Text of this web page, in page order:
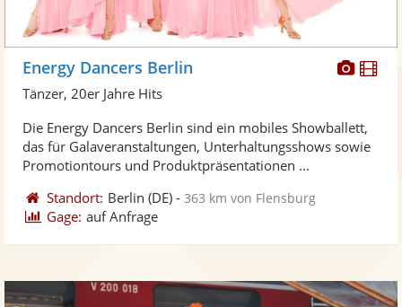
Fotos
Energy Dancers Berlin
Tänzer, 20er Jahre Hits
Die Energy Dancers Berlin sind ein mobiles Showballett,
das für Galaveranstaltungen, Unterhaltungsshows sowie
Promotiontours und Produktpräsentationen ...
Standort: Berlin (DE) -363 km von Flensburg
Gage: auf Anfrage